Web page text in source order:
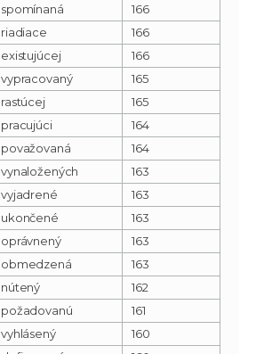
spomínaná
166
riadiace
166
existujúcej
166
vypracovaný
165
rastúcej
165
pracujúci
164
považovaná
164
vynaložených
163
vyjadrené
163
ukončené
163
oprávnený
163
obmedzená
163
nútený
162
požadovanú
161
vyhlásený
160